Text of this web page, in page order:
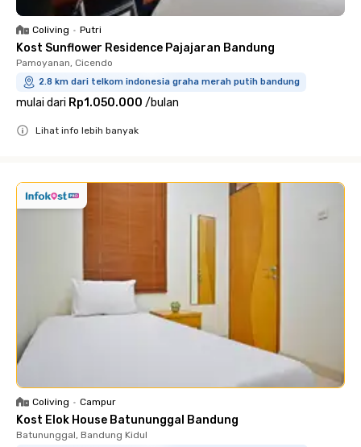
Coliving • Putri
Kost Sunflower Residence Pajajaran Bandung
Pamoyanan, Cicendo
2.8 km dari telkom indonesia graha merah putih bandung
mulai dari Rp1.050.000 /bulan
Lihat info lebih banyak
Coliving • Campur
Kost Elok House Batununggal Bandung
Batununggal, Bandung Kidul